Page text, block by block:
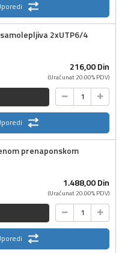
2xUTP6/4
216,00Din
(Uračunat 20.00% PDV)
prenaponskom
1.488,00Din
(Uračunat 20.00% PDV)